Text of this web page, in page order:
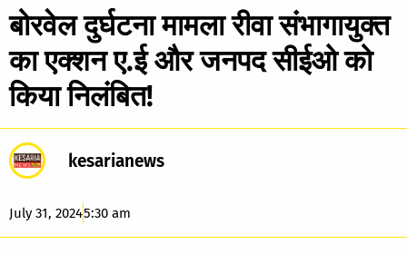
बोरवेल दुर्घटना मामला रीवा संभागायुक्त
का एक्शन ए.ई और जनपद सीईओ को
किया निलंबित!
kesarianews
July 31, 20245:30 am